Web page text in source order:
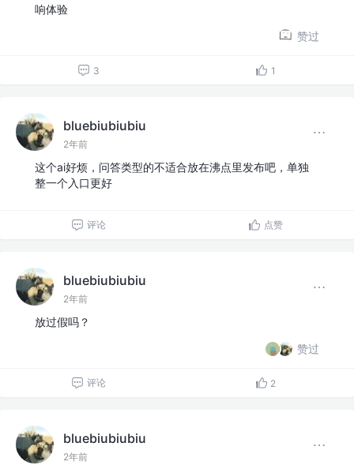
响体验
赞过
3 1
bluebiubiubiu
2年前
这个ai好烦，问答类型的不适合放在沸点里发布吧，单独
整一个入口更好
评论 点赞
bluebiubiubiu
2年前
放过假吗？
赞过
评论 2
bluebiubiubiu
2年前